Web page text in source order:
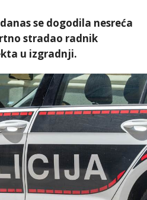
se dogodila nesreća
stradao radnik
u izgradnji.